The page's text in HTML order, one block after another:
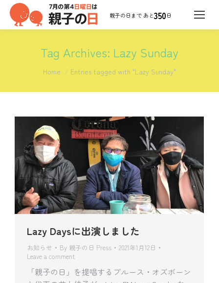
350日
Tag Archives: Lazy Sunday
You are here:
Home Entries tagged with "Lazy Sunday"
Lazy Daysに出演しました
お知らせ By 親子の日 Press
2021年1月12日
Leave a comment
「親子の日」を提唱するブルース・オズボーン